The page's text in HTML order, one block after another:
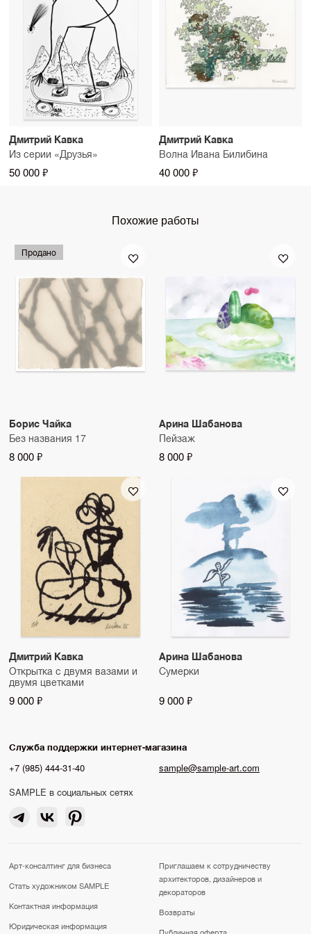
Дмитрий Кавка
Из серии «Друзья»
50 000 ₽
Дмитрий Кавка
Волна Ивана Билибина
40 000 ₽
Похожие работы
Продано
Борис Чайка
Без названия 17
8 000 ₽
Арина Шабанова
Пейзаж
8 000 ₽
Дмитрий Кавка
Открытка с двумя вазами и
двумя цветками
9 000 ₽
Арина Шабанова
Сумерки
9 000 ₽
Служба поддержки интернет-магазина
+7 (985) 444-31-40
sample@sample-art.com
SAMPLE в социальных сетях
Арт-консалтинг для бизнеса
Стать художником SAMPLE
Контактная информация
Юридическая информация
Приглашаем к сотрудничеству
архитекторов, дизайнеров и
декораторов
Возвраты
Публичная оферта